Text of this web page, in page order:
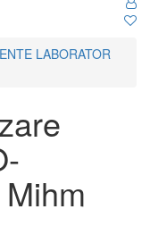
LABORATOR